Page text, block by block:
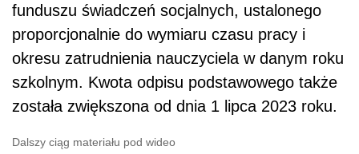
funduszu świadczeń socjalnych, ustalonego
proporcjonalnie do wymiaru czasu pracy i
okresu zatrudnienia nauczyciela w danym roku
szkolnym. Kwota odpisu podstawowego także
została zwiększona od dnia 1 lipca 2023 roku.
Dalszy ciąg materiału pod wideo